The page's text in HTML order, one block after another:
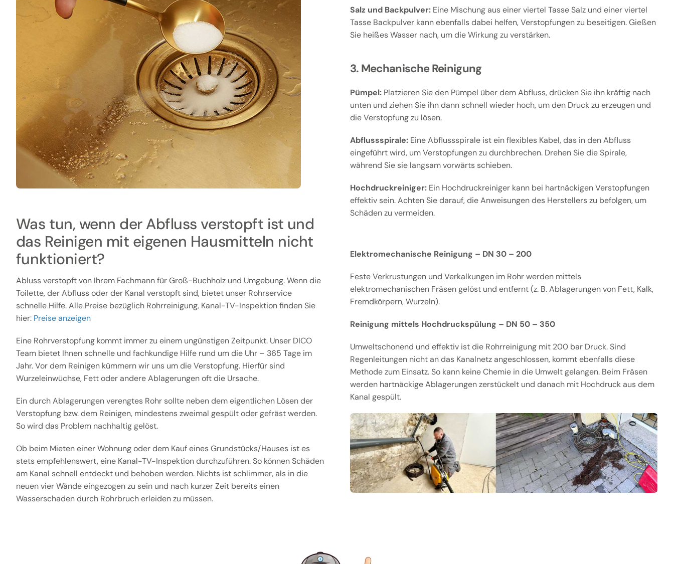
Salz und Backpulver:Eine Mischung aus einer viertel Tasse Salz und einer viertel
Tasse Backpulver kann ebenfalls dabei helfen, Verstopfungen zu beseitigen. Gießen
Sie heißes Wasser nach, um die Wirkung zu verstärken.
3. Mechanische Reinigung
Pümpel:Platzieren Sie den Pümpel über dem Abfluss, drücken Sie ihn kräftig nach
unten und ziehen Sie ihn dann schnell wieder hoch, um den Druck zu erzeugen und
die Verstopfung zu lösen.
Abflussspirale:Eine Abflussspirale ist ein flexibles Kabel, das in den Abfluss
eingeführt wird, um Verstopfungen zu durchbrechen. Drehen Sie die Spirale,
während Sie sie langsam vorwärts schieben.
Hochdruckreiniger:Ein Hochdruckreiniger kann bei hartnäckigen Verstopfungen
effektiv sein. Achten Sie darauf, die Anweisungen des Herstellers zu befolgen, um
Schäden zu vermeiden.
Was tun, wenn der Abfluss verstopft ist und
das Reinigen mit eigenen Hausmitteln nicht
funktioniert?
Abluss verstopft von Ihrem Fachmann für Groß-Buchholz und Umgebung. Wenn die
Toilette, der Abfluss oder der Kanal verstopft sind, bietet unser Rohrservice
schnelle Hilfe. Alle Preise bezüglich Rohrreinigung, Kanal-TV-Inspektion finden Sie
hier: Preise anzeigen
Eine Rohrverstopfung kommt immer zu einem ungünstigen Zeitpunkt. Unser DICO
Team bietet Ihnen schnelle und fachkundige Hilfe rund um die Uhr – 365 Tage im
Jahr. Vor dem Reinigen kümmern wir uns um die Verstopfung. Hierfür sind
Wurzeleinwüchse, Fett oder andere Ablagerungen oft die Ursache.
Ein durch Ablagerungen verengtes Rohr sollte neben dem eigentlichen Lösen der
Verstopfung bzw. dem Reinigen, mindestens zweimal gespült oder gefräst werden.
So wird das Problem nachhaltig gelöst.
Ob beim Mieten einer Wohnung oder dem Kauf eines Grundstücks/Hauses ist es
stets empfehlenswert, eine Kanal-TV-Inspektion durchzuführen. So können Schäden
am Kanal schnell entdeckt und behoben werden. Nichts ist schlimmer, als in die
neuen vier Wände eingezogen zu sein und nach kurzer Zeit bereits einen
Wasserschaden durch Rohrbruch erleiden zu müssen.
Elektromechanische Reinigung – DN 30 – 200
Feste Verkrustungen und Verkalkungen im Rohr werden mittels
elektromechanischen Fräsen gelöst und entfernt (z. B. Ablagerungen von Fett, Kalk,
Fremdkörpern, Wurzeln).
Reinigung mittels Hochdruckspülung – DN 50 – 350
Umweltschonend und effektiv ist die Rohrreinigung mit 200 bar Druck. Sind
Regenleitungen nicht an das Kanalnetz angeschlossen, kommt ebenfalls diese
Methode zum Einsatz. So kann keine Chemie in die Umwelt gelangen. Beim Fräsen
werden hartnäckige Ablagerungen zerstückelt und danach mit Hochdruck aus dem
Kanal gespült.